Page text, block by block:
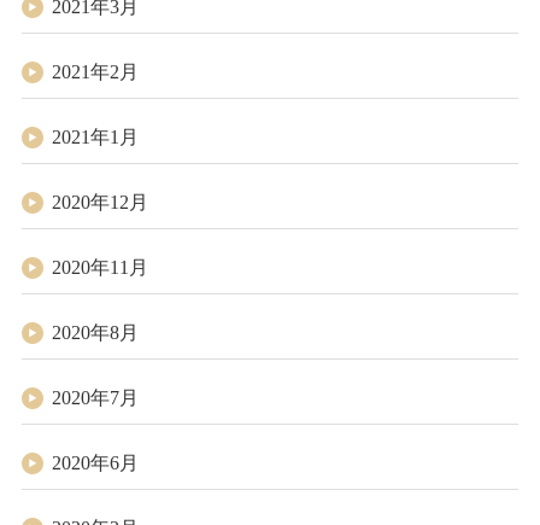
2021年3月
2021年2月
2021年1月
2020年12月
2020年11月
2020年8月
2020年7月
2020年6月